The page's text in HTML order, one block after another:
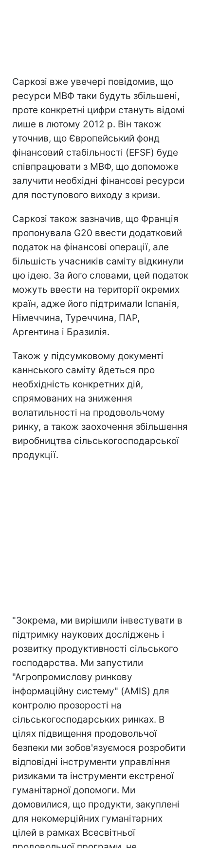
Саркозі вже увечері повідомив, що
ресурси МВФ таки будуть збільшені,
проте конкретні цифри стануть відомі
лише в лютому 2012 р. Він також
уточнив, що Європейський фонд
фінансовий стабільності (EFSF) буде
співпрацювати з МВФ, що допоможе
залучити необхідні фінансові ресурси
для поступового виходу з кризи.
Саркозі також зазначив, що Франція
пропонувала G20 ввести додатковий
податок на фінансові операції, але
більшість учасників саміту відкинули
цю ідею. За його словами, цей податок
можуть ввести на території окремих
країн, адже його підтримали Іспанія,
Німеччина, Туреччина, ПАР,
Аргентина і Бразилія.
Також у підсумковому документі
каннського саміту йдеться про
необхідність конкретних дій,
спрямованих на зниження
волатильності на продовольчому
ринку, а також заохочення збільшення
виробництва сільськогосподарської
продукції.
"Зокрема, ми вирішили інвестувати в
підтримку наукових досліджень і
розвитку продуктивності сільського
господарства. Ми запустили
"Агропромислову ринкову
інформаційну систему" (AMIS) для
контролю прозорості на
сільськогосподарських ринках. В
цілях підвищення продовольчої
безпеки ми зобов'язуємося розробити
відповідні інструменти управління
ризиками та інструменти екстреної
гуманітарної допомоги. Ми
домовилися, що продукти, закуплені
для некомерційних гуманітарних
цілей в рамках Всесвітньої